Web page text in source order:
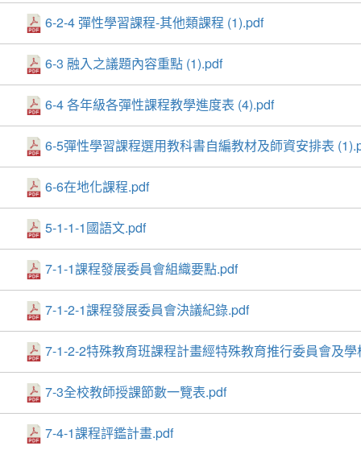
6-2-4 彈性學習課程-其他類課程 (1).pdf
6-3 融入之議題內容重點 (1).pdf
6-4 各年級各彈性課程教學進度表 (4).pdf
6-5彈性學習課程選用教科書自編教材及師資安排表
6-6在地化課程.pdf
5-1-1-1國語文.pdf
7-1-1課程發展委員會組織要點.pdf
7-1-2-1課程發展委員會決議紀錄.pdf
7-1-2-2特殊教育班課程計畫經特殊教育推行委員會及
7-3全校教師授課節數一覽表.pdf
7-4-1課程評鑑計畫.pdf